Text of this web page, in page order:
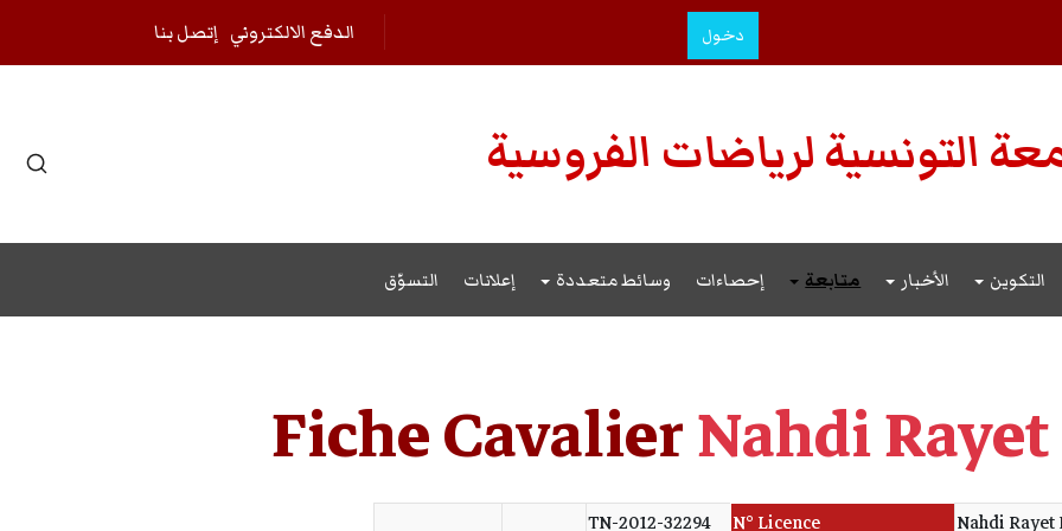
دخول إتصل بنا الدفع الالكتروني
التونسية لرياضات الفروسية
التكوين الأخبار متابعة إحصاءات وسائط متعددة إعلانات التسوّق
Fiche CavalierNahdi
Nahdi Rayet
N° Licence
TN-2012-32294